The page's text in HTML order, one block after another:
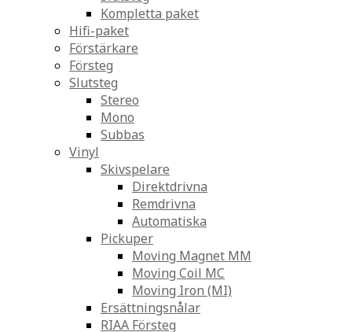
Kompletta paket
Hifi-paket
Förstärkare
Försteg
Slutsteg
Stereo
Mono
Subbas
Vinyl
Skivspelare
Direktdrivna
Remdrivna
Automatiska
Pickuper
Moving Magnet MM
Moving Coil MC
Moving Iron (MI)
Ersättningsnålar
RIAA Försteg